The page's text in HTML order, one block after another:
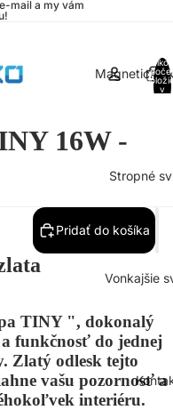
mail a my vám
Magnetické
Stropné
Vonkajšie
počet
v
16W -
Pridať do košíka
TINY ", dokonalý
funkčnosť do jednej
Zlatý odlesk tejto
vašu pozornosť a
interiéru.